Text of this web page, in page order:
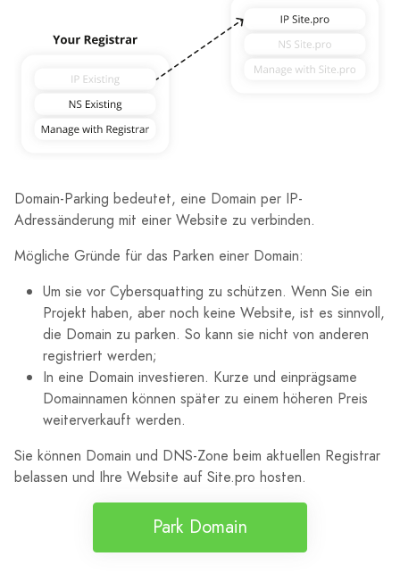
Domain-Parking bedeutet, eine Domain per IP-
Adressänderung mit einer Website zu verbinden.
Mögliche Gründe für das Parken einer Domain:
Um sie vor Cybersquatting zu schützen. Wenn Sie ein
Projekt haben, aber noch keine Website, ist es sinnvoll,
die Domain zu parken. So kann sie nicht von anderen
registriert werden;
In eine Domain investieren. Kurze und einprägsame
Domainnamen können später zu einem höheren Preis
weiterverkauft werden.
Sie können Domain und DNS-Zone beim aktuellen Registrar
belassen und Ihre Website auf Site.pro hosten.
Park Domain